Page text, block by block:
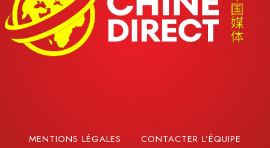
MENTIONS LÉGALES CONTACTER L’ÉQUIPE